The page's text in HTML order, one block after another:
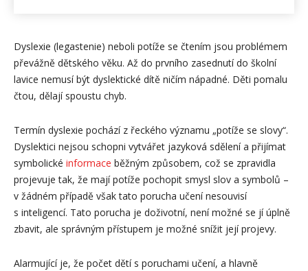
Dyslexie (legastenie) neboli potíže se čtením jsou problémem
převážně dětského věku. Až do prvního zasednutí do školní
lavice nemusí být dyslektické dítě ničím nápadné. Děti pomalu
čtou, dělají spoustu chyb.
Termín dyslexie pochází z řeckého významu „potíže se slovy“.
Dyslektici nejsou schopni vytvářet jazyková sdělení a přijímat
symbolické informace běžným způsobem, což se zpravidla
projevuje tak, že mají potíže pochopit smysl slov a symbolů –
v žádném případě však tato porucha učení nesouvisí
s inteligencí. Tato porucha je doživotní, není možné se jí úplně
zbavit, ale správným přístupem je možné snížit její projevy.
Alarmující je, že počet dětí s poruchami učení, a hlavně